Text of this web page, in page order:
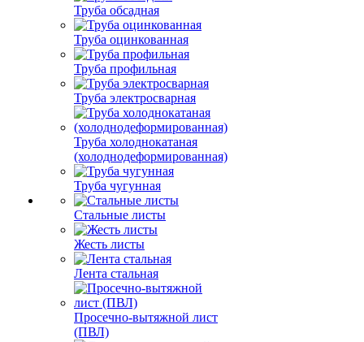
Труба обсадная
Труба оцинкованная
Труба профильная
Труба электросварная
Труба холоднокатаная
(холоднодеформированная)
Труба чугунная
Стальные листы
Жесть листы
Лента стальная
Просечно-вытяжной лист
(ПВЛ)